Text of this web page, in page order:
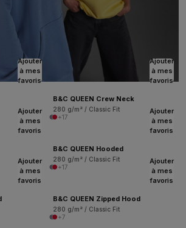
Ajouter
à mes
favoris
Ajouter
à mes
favoris
B&C QUEEN Crew Neck
280 g/m² / Classic Fit
+17
Ajouter
à mes
favoris
Ajouter
à mes
favoris
B&C QUEEN Hooded
280 g/m² / Classic Fit
+17
Ajouter
à mes
favoris
Ajouter
à mes
favoris
B&C QUEEN Zipped Hood
280 g/m² / Classic Fit
+7